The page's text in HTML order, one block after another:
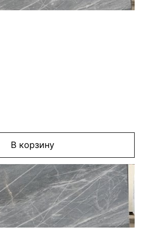
В корзину